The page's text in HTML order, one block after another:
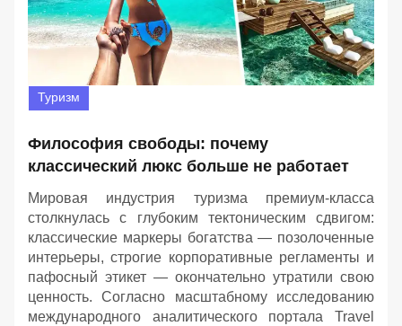
Туризм
Философия свободы: почему
классический люкс больше не работает
Мировая индустрия туризма премиум-класса
столкнулась с глубоким тектоническим сдвигом:
классические маркеры богатства — позолоченные
интерьеры, строгие корпоративные регламенты и
пафосный этикет — окончательно утратили свою
ценность. Согласно масштабному исследованию
международного аналитического портала Travel